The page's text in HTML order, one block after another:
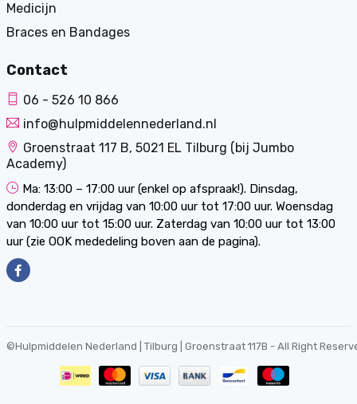
Medicijn
Braces en Bandages
Contact
06 - 526 10 866
info@hulpmiddelennederland.nl
Groenstraat 117 B, 5021 EL Tilburg (bij Jumbo
Academy)
Ma: 13:00 – 17:00 uur (enkel op afspraak!). Dinsdag,
donderdag en vrijdag van 10:00 uur tot 17:00 uur. Woensdag
van 10:00 uur tot 15:00 uur. Zaterdag van 10:00 uur tot 13:00
uur (zie OOK mededeling boven aan de pagina).
©Hulpmiddelen Nederland | Tilburg | Groenstraat 117B - All Right